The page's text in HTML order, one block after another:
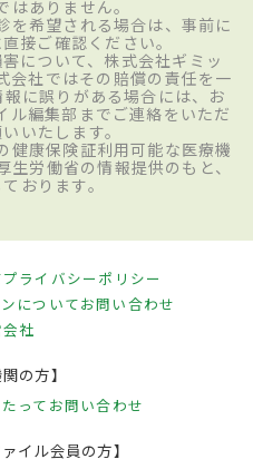
はありません。
を希望される場合は、事前に
接ご確認ください。
について、株式会社ギミッ
会社ではその賠償の責任を一
に誤りがある場合には、お
ル編集部までご連絡をいただ
いたします。
健康保険証利用可能な医療機
労働省の情報提供のもと、
おります。
プライバシーポリシー
についてお問い合わせ
社
の方】
って お問い合わせ
イル会員の方】